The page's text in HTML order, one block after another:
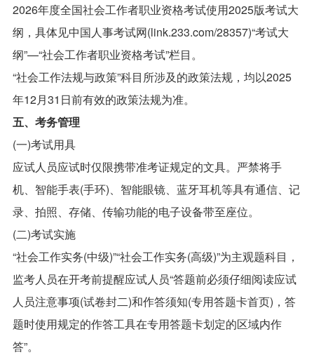
2026年度全国社会工作者职业资格考试使用2025版考试大
纲，具体见中国人事考试网(link.233.com/28357)“考试大
纲”—“社会工作者职业资格考试”栏目。
“社会工作法规与政策”科目所涉及的政策法规，均以2025
年12月31日前有效的政策法规为准。
五、考务管理
(一)考试用具
应试人员应试时仅限携带准考证规定的文具。严禁将手
机、智能手表(手环)、智能眼镜、蓝牙耳机等具有通信、记
录、拍照、存储、传输功能的电子设备带至座位。
(二)考试实施
“社会工作实务(中级)”“社会工作实务(高级)”为主观题科目，
监考人员在开考前提醒应试人员“答题前必须仔细阅读应试
人员注意事项(试卷封二)和作答须知(专用答题卡首页)，答
题时使用规定的作答工具在专用答题卡划定的区域内作
答”。